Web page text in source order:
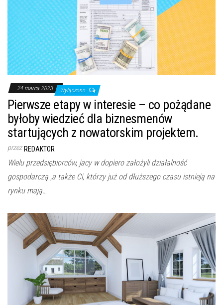
24 marca 2023 Wyłączono
Pierwsze etapy w interesie – co pożądane
byłoby wiedzieć dla biznesmenów
startujących z nowatorskim projektem.
przez REDAKTOR
Wielu przedsiębiorców, jacy w dopiero założyli działalność
gospodarczą ,a także Ci, którzy już od dłuższego czasu istnieją na
rynku mają…